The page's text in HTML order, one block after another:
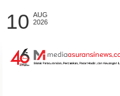
10 AUG
2026